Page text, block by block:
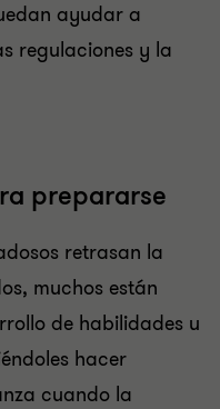
ayudar a
regulaciones y la
prepararse
retrasan la
muchos están
de habilidades u
hacer
cuando la